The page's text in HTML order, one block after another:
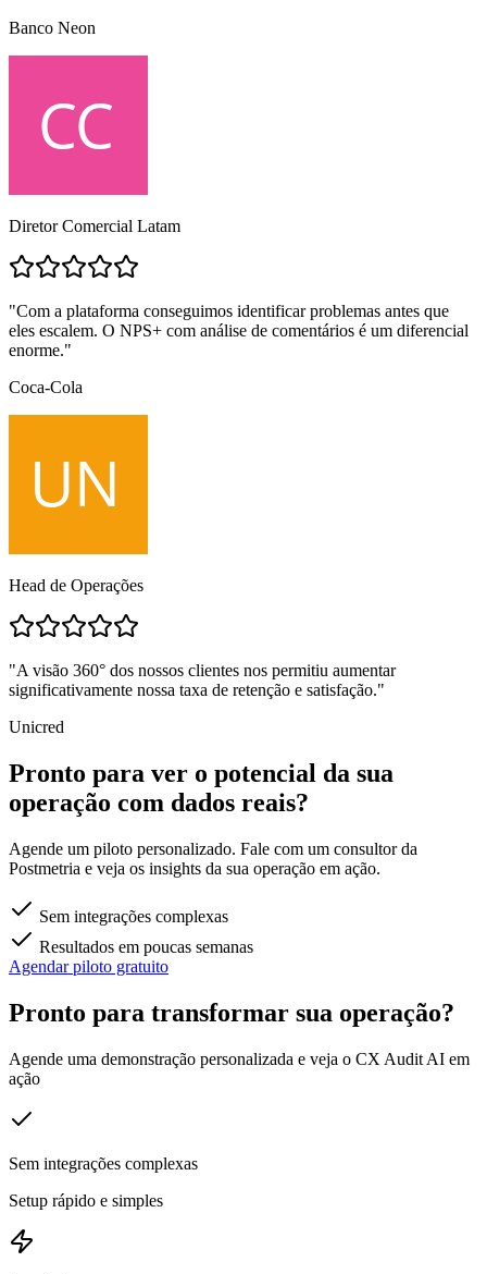
Banco Neon
Diretor Comercial Latam
"Com a plataforma conseguimos identificar problemas antes que
eles escalem. O NPS+ com análise de comentários é um diferencial
enorme."
Coca-Cola
Head de Operações
"A visão 360° dos nossos clientes nos permitiu aumentar
significativamente nossa taxa de retenção e satisfação."
Unicred
Pronto para ver o potencial da sua
operação com dados reais?
Agende um piloto personalizado. Fale com um consultor da
Postmetria e veja os insights da sua operação em ação.
Sem integrações complexas
Resultados em poucas semanas
Agendar piloto gratuito
Pronto para transformar sua operação?
Agende uma demonstração personalizada e veja o CX Audit AI em
ação
Sem integrações complexas
Setup rápido e simples